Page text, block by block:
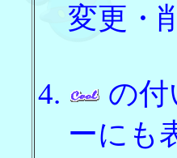
変更・
の
ーにも